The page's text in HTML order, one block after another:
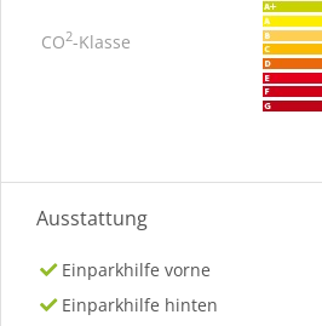
CO2-Klasse
Ausstattung
Einparkhilfe vorne
Einparkhilfe hinten